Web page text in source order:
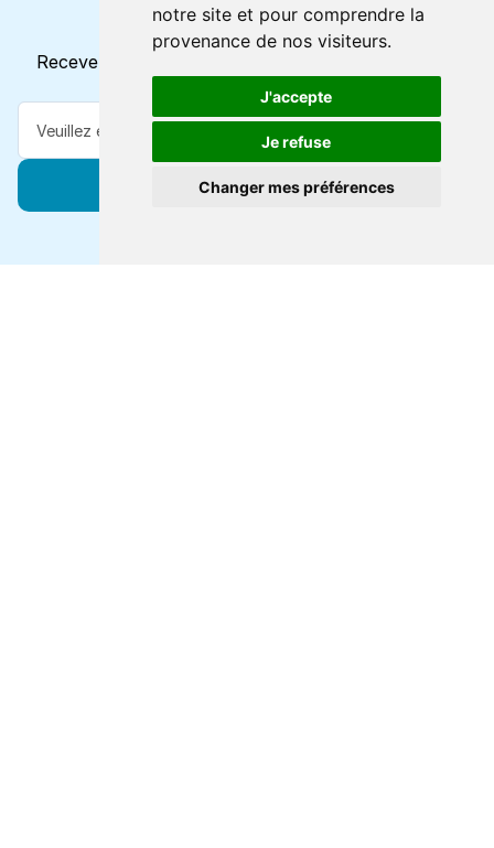
notre site et pour comprendre la
provenance de nos visiteurs.
J'accepte
Je refuse
Changer mes préférences
Horaires et offres actuels
Recevez toutes les mises à jour dans votre e-mail
S'abonner